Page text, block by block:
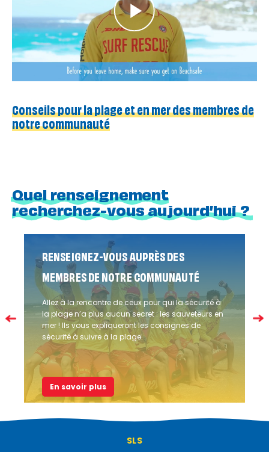
Conseils pour la plage et en mer des membres de
notre communauté
Quel renseignement
recherchez-vous aujourd’hui ?
RENSEIGNEZ-VOUS AUPRÈS DES
MEMBRES DE NOTRE COMMUNAUTÉ
Allez à la rencontre de ceux pour qui la sécurité à
la plage n’a plus aucun secret : les sauveteurs en
mer ! Ils vous expliqueront les consignes de
sécurité à suivre à la plage.
En savoir plus
SLS